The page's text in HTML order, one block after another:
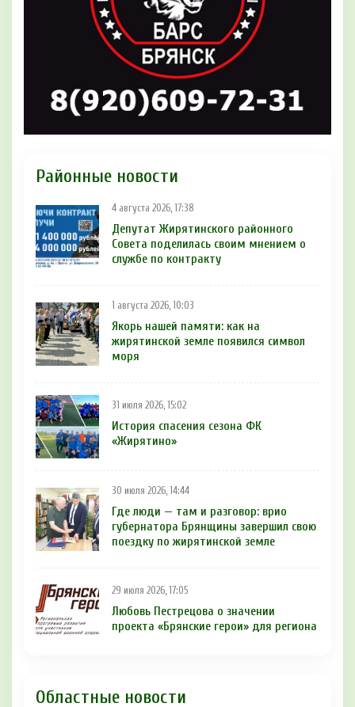
Районные новости
4 августа 2026, 17:38
Депутат Жирятинского районного
Совета поделилась своим мнением о
службе по контракту
1 августа 2026, 10:03
Якорь нашей памяти: как на
жирятинской земле появился символ
моря
31 июля 2026, 15:02
История спасения сезона ФК
«Жирятино»
30 июля 2026, 14:44
Где люди — там и разговор: врио
губернатора Брянщины завершил свою
поездку по жирятинской земле
29 июля 2026, 17:05
Любовь Пестрецова о значении
проекта «Брянские герои» для региона
Областные новости